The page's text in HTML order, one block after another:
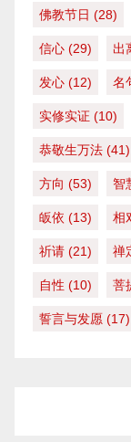
佛教节日 (28)
信心 (29) 出
发心 (12) 名
实修实证 (10)
恭敬生万法 (41)
方向 (53) 智
皈依 (13) 相
祈请 (21) 禅
自性 (10) 菩
誓言与发愿 (17)